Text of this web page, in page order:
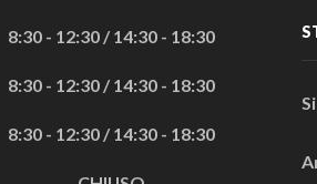
8:30 - 12:30 / 14:30 - 18:30
8:30 - 12:30 / 14:30 - 18:30
8:30 - 12:30 / 14:30 - 18:30